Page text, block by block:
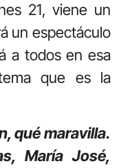
21, viene un
un espectáculo
a todos en esa
que es la
qué maravilla.
María José,